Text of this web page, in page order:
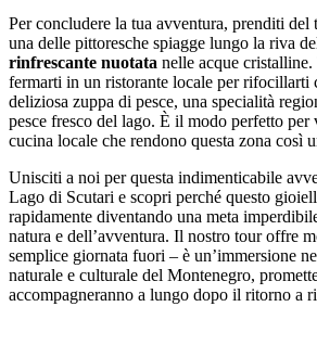
Per concludere la tua avventura, prenditi del
una delle pittoresche spiagge lungo la riva
rinfrescante nuotata nelle acque
fermarti in un ristorante locale per rifocillarti
deliziosa zuppa di pesce, una specialità
pesce fresco del lago. È il modo perfetto per
cucina locale che rendono questa zona così
Unisciti a noi per questa indimenticabile
Lago di Scutari e scopri perché questo
rapidamente diventando una meta
natura e dell’avventura. Il nostro tour offre
semplice giornata fuori – è un’immersione
naturale e culturale del Montenegro,
accompagneranno a lungo dopo il ritorno a